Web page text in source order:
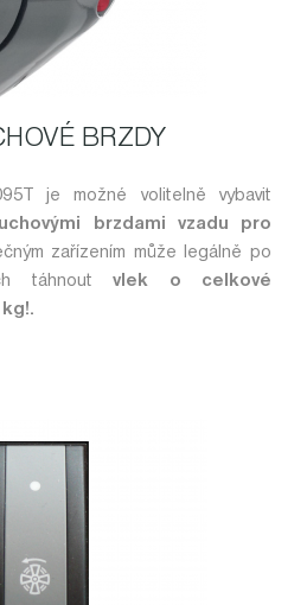
BRZDY
je možné volitelně vybavit
brzdami vzadu pro
zařízením může legálně po
táhnoutvlek o celkové